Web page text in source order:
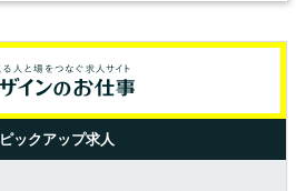
ピックアップ求人